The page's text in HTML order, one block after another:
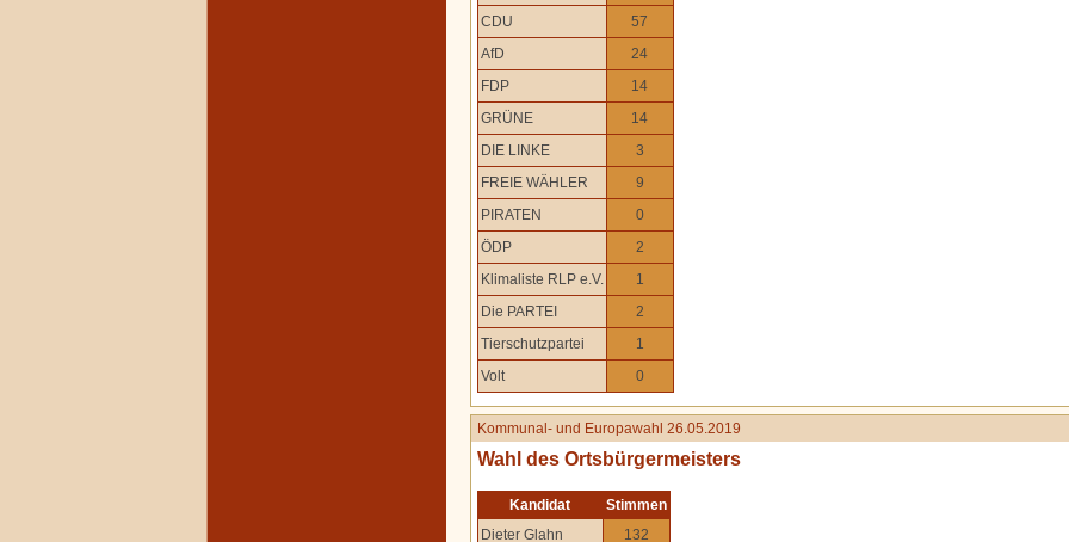
CDU
57
AfD
24
FDP
14
GRÜNE
14
DIE LINKE
3
FREIE WÄHLER
9
PIRATEN
0
ÖDP
2
Klimaliste RLP e.V.
1
Die PARTEI
2
Tierschutzpartei
1
Volt
0
Kommunal- und Europawahl 26.05.2019
Wahl des Ortsbürgermeisters
Kandidat
Stimmen
Dieter Glahn
132